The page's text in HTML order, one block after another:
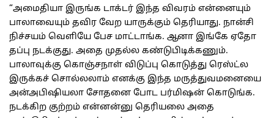
“அமைதியா இருங்க டாக்டர் இந்த விவரம் என்னையும்
பாலாவையும் தவிர வேற யாருக்கும் தெரியாது. நான்சி
நிச்சயம் வெளியே பேச மாட்டாங்க. ஆனா இங்கே ஏதோ
தப்பு நடக்குது. அதை முதல்ல கண்டுபிடிக்கணும்.
பாலாவுக்கு கொஞ்சநாள் விடுப்பு கொடுத்து ரெஸ்ட்ல
இருக்கச் சொல்லலாம் எனக்கு இந்த மருத்துவமனையை
அன்அபிஷியலா சோதனை போட பர்மிஷன் கொடுங்க.
நடக்கிற குற்றம் என்னன்னு தெரியலை அதை